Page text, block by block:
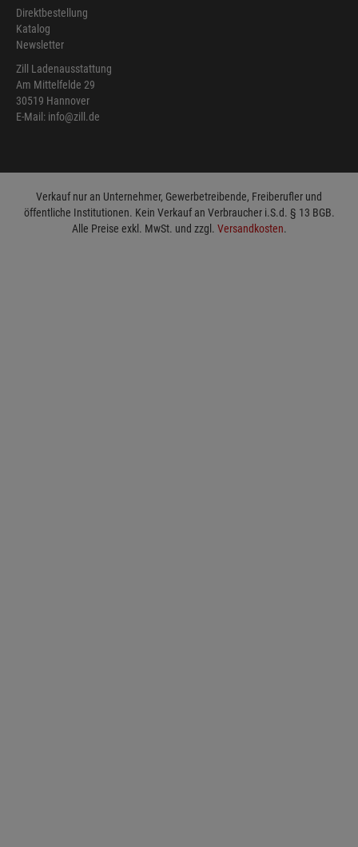
Direktbestellung
Katalog
Newsletter
Zill Ladenausstattung
Am Mittelfelde 29
30519 Hannover
E-Mail: info@zill.de
Verkauf nur an Unternehmer, Gewerbetreibende, Freiberufler und
öffentliche Institutionen. Kein Verkauf an Verbraucher i.S.d. § 13 BGB.
Alle Preise exkl. MwSt. und zzgl. Versandkosten.